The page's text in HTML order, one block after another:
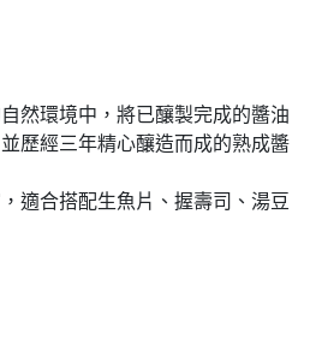
然環境中，將已釀製完成的醬油
歷經三年精心釀造而成的熟成醬
適合搭配生魚片、握壽司、湯豆